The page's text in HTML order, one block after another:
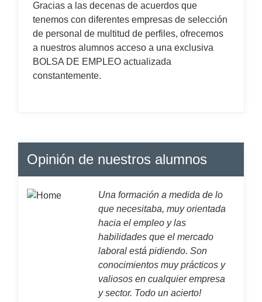
Gracias a las decenas de acuerdos que
tenemos con diferentes empresas de selección
de personal de multitud de perfiles, ofrecemos
a nuestros alumnos acceso a una exclusiva
BOLSA DE EMPLEO actualizada
constantemente.
Opinión de nuestros alumnos
Una formación a medida de lo
que necesitaba, muy orientada
hacia el empleo y las
habilidades que el mercado
laboral está pidiendo. Son
conocimientos muy prácticos y
valiosos en cualquier empresa
y sector. Todo un acierto!